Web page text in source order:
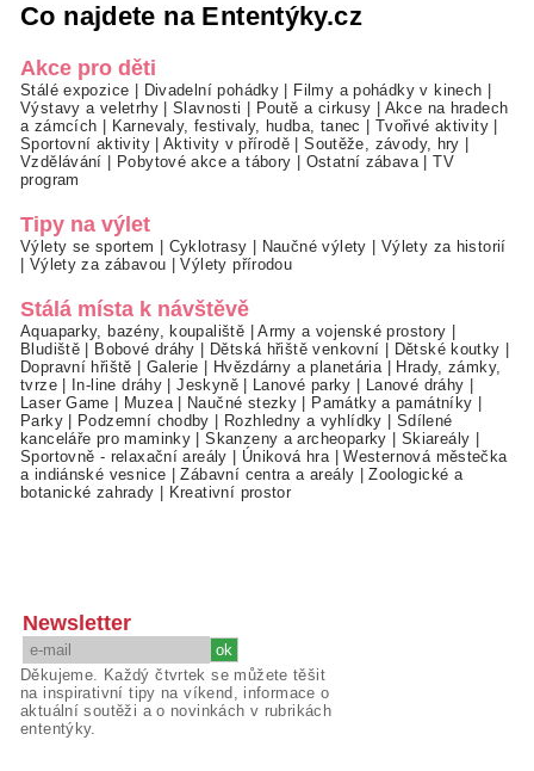
Co najdete na Ententýky.cz
Akce pro děti
Stálé expozice Divadelní pohádky Filmy a pohádky v kinech
Výstavy a veletrhy|Slavnosti Poutě a cirkusy
Akce na hradech
a zámcích
Karnevaly, festivaly, hudba, tanec Tvořivé aktivity
Sportovní aktivity|Aktivity v přírodě |Soutěže, závody, hry
Vzdělávání
Pobytové akce a tábory Ostatní zábava|TV
program
Tipy na výlet
Výlety se sportem Cyklotrasy Naučné výlety
Výlety za historií
Výlety za zábavou |Výlety přírodou
Stálá místa k návštěvě
Aquaparky, bazény, koupaliště |Army a vojenské prostory
Bludiště
Bobové dráhy Dětská hřiště venkovní Dětské koutky
Dopravní hřiště
Galerie Hvězdárny a planetária|
Hrady, zámky,
tvrze| In-line dráhy |Jeskyně| Lanové parky Lanové dráhy
Laser Game
Muzea| Naučné stezky Památky a památníky
Parky| Podzemní chodby Rozhledny a vyhlídky
Sdílené
kanceláře pro maminky |Skanzeny a archeoparky Skiareály
Sportovně - relaxační areály
Úniková hra|Westernová městečka
a indiánské vesnice |Zábavní centra a areály |Zoologické a
botanické zahrady
Kreativní prostor
Newsletter
Děkujeme. Každý čtvrtek se můžete těšit
na inspirativní tipy na víkend, informace o
aktuální soutěži a o novinkách v rubrikách
ententýky.